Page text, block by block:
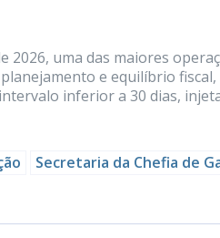
uma das maiores
e equilíbrio fiscal,
inferior a 30 dias,
Secretaria da Chefia de